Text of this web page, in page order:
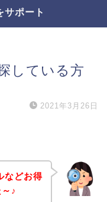
サポート
している方
2021年3月26日
などお得
♪